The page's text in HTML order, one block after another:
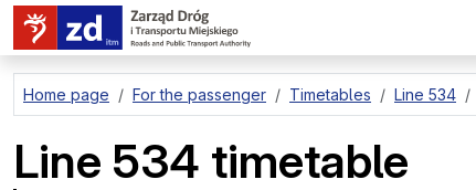
go to page content
Home page For the passenger Timetables Line 534
Line 534 timetable